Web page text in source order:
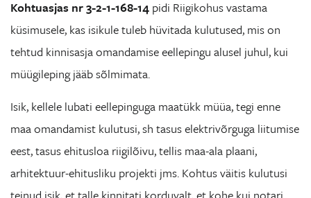
Kohtuasjas nr 3-2-1-168-14 pidi Riigikohus vastama
küsimusele, kas isikule tuleb hüvitada kulutused, mis on
tehtud kinnisasja omandamise eellepingu alusel juhul, kui
müügileping jääb sõlmimata.
Isik, kellele lubati eellepinguga maatükk müüa, tegi enne
maa omandamist kulutusi, sh tasus elektrivõrguga liitumise
eest, tasus ehitusloa riigilõivu, tellis maa-ala plaani,
arhitektuur-ehitusliku projekti jms. Kohtus väitis kulutusi